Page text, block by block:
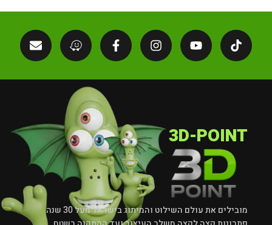
3D-POINT
מובילים את עולם השילוט והמיתוג בישראל מעל 30 שנה.